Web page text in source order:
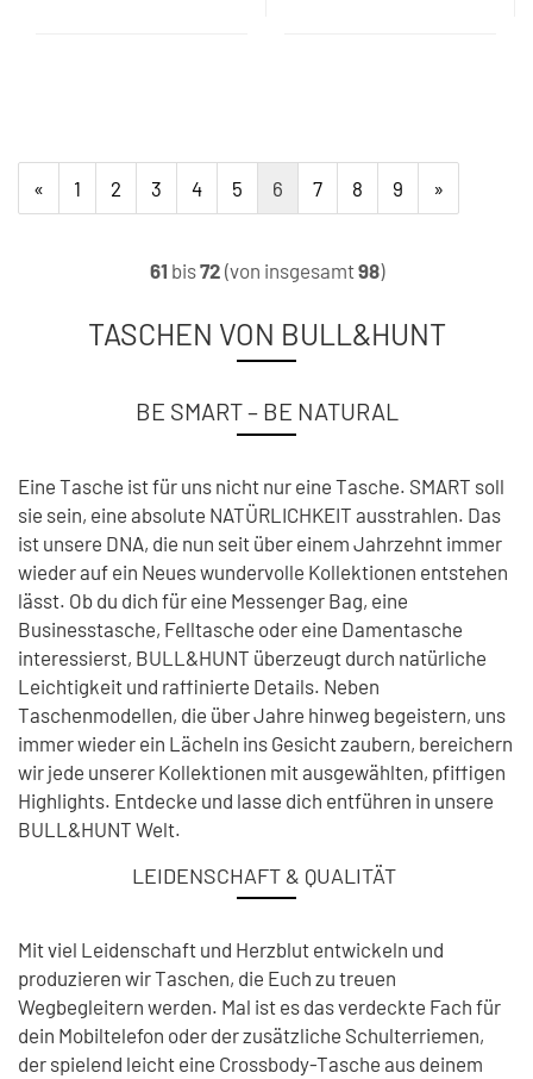
« 1 2 3 4 5 6 7 8 9 »
61 bis72 (von insgesamt98)
TASCHEN VON BULL&HUNT
BE SMART – BE NATURAL
Eine Tasche ist für uns nicht nur eine Tasche. SMART soll
sie sein, eine absolute NATÜRLICHKEIT ausstrahlen. Das
ist unsere DNA, die nun seit über einem Jahrzehnt immer
wieder auf ein Neues wundervolle Kollektionen entstehen
lässt. Ob du dich für eine Messenger Bag, eine
Businesstasche, Felltasche oder eine Damentasche
interessierst, BULL&HUNT überzeugt durch natürliche
Leichtigkeit und raffinierte Details. Neben
Taschenmodellen, die über Jahre hinweg begeistern, uns
immer wieder ein Lächeln ins Gesicht zaubern, bereichern
wir jede unserer Kollektionen mit ausgewählten, pfiffigen
Highlights. Entdecke und lasse dich entführen in unsere
BULL&HUNT Welt.
LEIDENSCHAFT & QUALITÄT
Mit viel Leidenschaft und Herzblut entwickeln und
produzieren wir Taschen, die Euch zu treuen
Wegbegleitern werden. Mal ist es das verdeckte Fach für
dein Mobiltelefon oder der zusätzliche Schulterriemen,
der spielend leicht eine Crossbody-Tasche aus deinem